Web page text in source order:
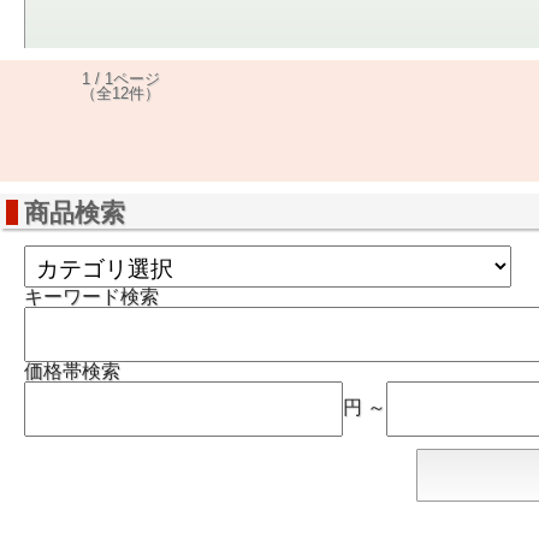
1 / 1ページ
（全12件）
商品検索
キーワード検索
価格帯検索
円 ～